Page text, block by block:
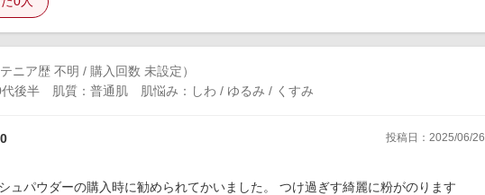
テニア歴 不明 / 購入回数 未設定）
代後半 肌質：普通肌 肌悩み：しわ / ゆるみ / くすみ
投稿日：2025/06/26
ュパウダーの購入時に勧められてかいました。 つけ過ぎす綺麗に粉がのります